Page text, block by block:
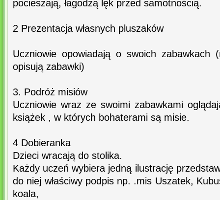
pocieszają, łagodzą lęk przed samotnością.
2 Prezentacja własnych pluszaków
Uczniowie opowiadają o swoich zabawkach
opisują zabawki)
3. Podróż misiów
Uczniowie wraz ze swoimi zabawkami
książek , w których bohaterami są misie.
4 Dobieranka
Dzieci wracają do stolika.
Każdy uczeń wybiera jedną ilustrację
do niej właściwy podpis np. .mis Uszatek,
koala,